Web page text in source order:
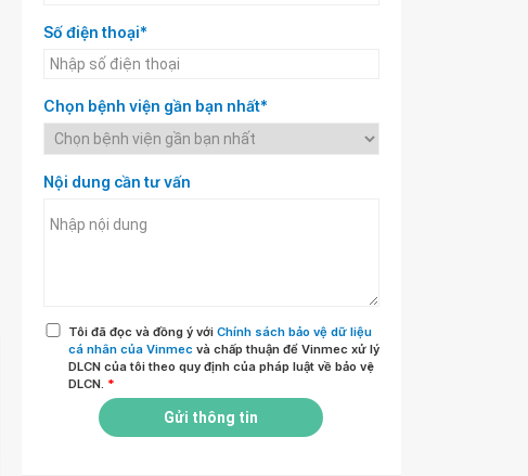
Số điện thoại*
Chọn bệnh viện gần bạn nhất*
Nội dung cần tư vấn
Tôi đã đọc và đồng ý với Chính sách bảo vệ dữ liệu
cá nhân của Vinmec và chấp thuận để Vinmec xử lý
DLCN của tôi theo quy định của pháp luật về bảo vệ
DLCN. *
Gửi thông tin